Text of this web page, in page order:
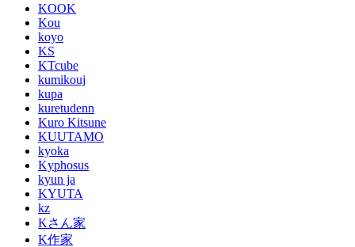
KOOK
Kou
koyo
KS
KTcube
kumikouj
kupa
kuretudenn
Kuro Kitsune
KUUTAMO
kyoka
Kyphosus
kyun ja
KYUTA
kz
Kさん家
K作家